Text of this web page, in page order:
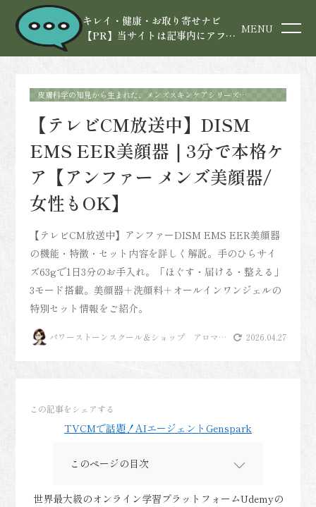
キレイ・健康・お取り寄せナビ
【PR】当サイトは記事内にアフィ MENU
【テレビCM放送中】DISM
EMS EER美顔器｜3分で本格ケ
ア【アンファー メンズ美顔器/
女性もOK】
【テレビCM放送中】アンファーDISM EMS EER美顔器
の機能・特徴・セット内容を詳しく解説。手のひらサイ
ズ63gで1日3分のお手入れ。「ほぐす・届ける・整える」
3モード搭載。美顔器＋洗顔料＋オールインワンジェルの
特別セット情報をご紹介。
パワーストーンスクール＆ショップ アロマヴ
2026.04.27
皮膚科学の知見から生まれた、メンズスキンケアシリーズ
この記事をシェアする
TVCMで話題！AIエージェントGenspark
このページの目次
世界最大級のオンライン学習プラットフォームUdemyの